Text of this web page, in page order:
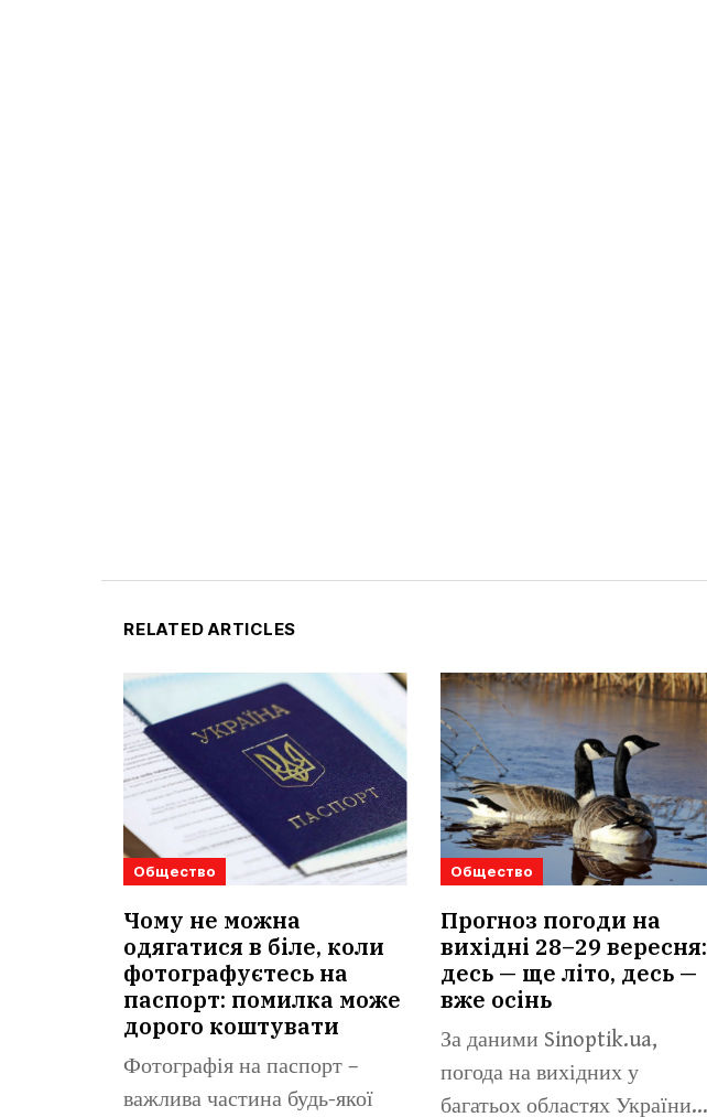
RELATED ARTICLES
Общество
Чому не можна
одягатися в біле, коли
фотографуєтесь на
паспорт: помилка може
дорого коштувати
Фотографія на паспорт –
важлива частина будь-якої
Общество
Прогноз погоди на
вихідні 28–29 вересня:
десь — ще літо, десь —
вже осінь
За даними Sinoptik.ua,
погода на вихідних у
багатьох областях України